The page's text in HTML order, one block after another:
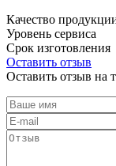
Качество
Уровень сервиса
Срок изготовления
Оставить отзыв
Оставить отзыв на